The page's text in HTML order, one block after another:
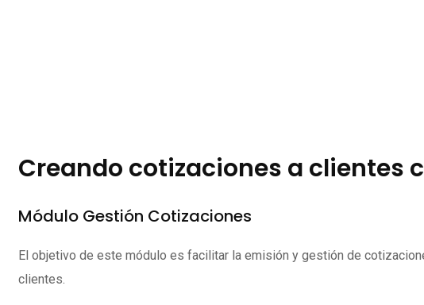
Creando cotizaciones a clientes
Módulo Gestión Cotizaciones
El objetivo de este módulo es facilitar la emisión y gestión de
clientes.